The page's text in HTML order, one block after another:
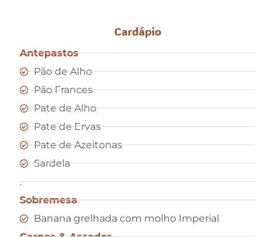
Cardápio
Antepastos
Pão de Alho
Pão Frances
Pate de Alho
Pate de Ervas
Pate de Azeitonas
Sardela
.
Sobremesa
Banana grelhada com molho Imperial